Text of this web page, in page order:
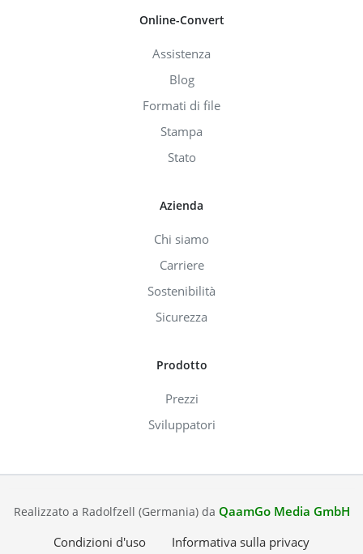
Online-Convert
Assistenza
Blog
Formati di file
Stampa
Stato
Azienda
Chi siamo
Carriere
Sostenibilità
Sicurezza
Prodotto
Prezzi
Sviluppatori
Realizzato a Radolfzell (Germania) da QaamGo Media GmbH
Condizioni d'uso
Informativa sulla privacy